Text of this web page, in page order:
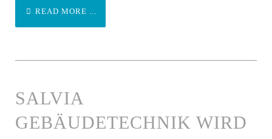
READ MORE ...
SALVIA
GEBÄUDETECHNIK WIRD